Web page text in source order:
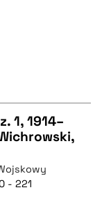
1, 1914–
- 221